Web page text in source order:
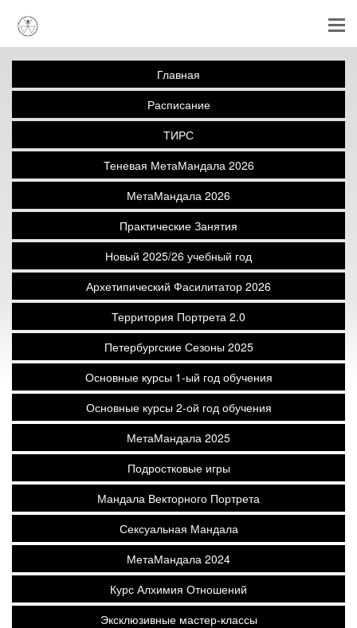
Главная
Расписание
ТИРС
Теневая МетаМандала 2026
МетаМандала 2026
Практические Занятия
Новый 2025/26 учебный год
Архетипический Фасилитатор 2026
Территория Портрета 2.0
Петербургские Сезоны 2025
Основные курсы 1-ый год обучения
Основные курсы 2-ой год обучения
МетаМандала 2025
Подростковые игры
Мандала Векторного Портрета
Сексуальная Мандала
МетаМандала 2024
Курс Алхимия Отношений
Эксклюзивные мастер-классы